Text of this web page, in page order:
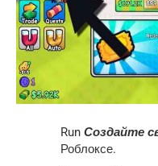
Run Создайте
Роблоксе.